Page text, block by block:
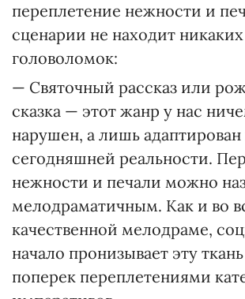
переплетение нежности и
сценарии не находит никаких
головоломок:
— Святочный рассказ или
сказка — этот жанр у нас
нарушен, а лишь адаптирован
сегодняшней реальности.
нежности и печали можно
мелодраматичным. Как и во
качественной мелодраме,
начало пронизывает эту
поперек переплетениями